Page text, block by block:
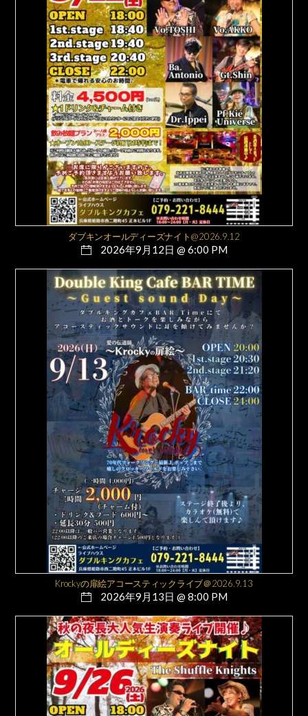
ダブキンオールディーズナイト@2026.9.12
2026年9月12日 @ 6:00 PM
Krockyの扉絵アコースティックライブ＠2026.9.13
2026年9月13日 @ 8:00 PM